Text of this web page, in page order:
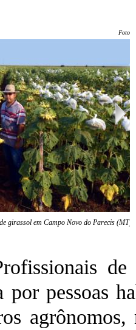
Foto:
girassol em Campo Novo do Parecis (MT)
por pessoas